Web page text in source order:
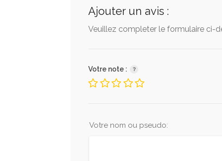
Ajouter un avis :
Veuillez completer le formulaire ci-
Votre note :
Votre nom ou pseudo: